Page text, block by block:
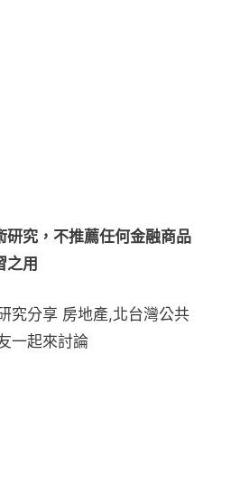
研究，不推薦任何金融商品
之用
究分享 房地產,北台灣公共
一起來討論